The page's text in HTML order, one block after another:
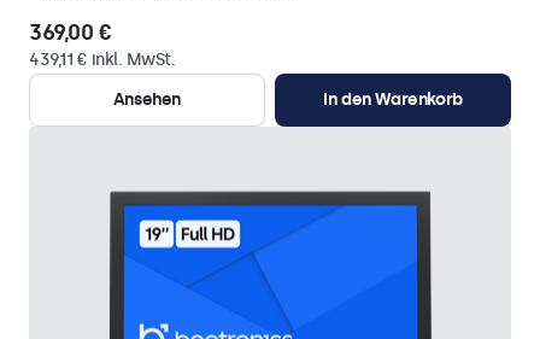
369,00 €
439,11 € inkl. MwSt.
Ansehen
In den Warenkorb